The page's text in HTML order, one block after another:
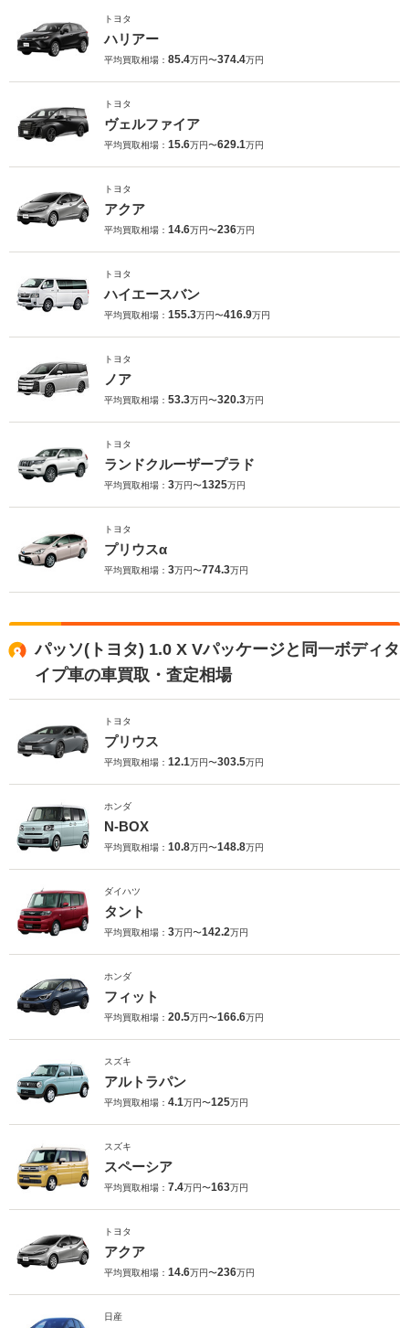
トヨタ
ハリアー
平均買取相場： 85.4万円〜374.4万円
トヨタ
ヴェルファイア
平均買取相場： 15.6万円〜629.1万円
トヨタ
アクア
平均買取相場： 14.6万円〜236万円
トヨタ
ハイエースバン
平均買取相場： 155.3万円〜416.9万円
トヨタ
ノア
平均買取相場： 53.3万円〜320.3万円
トヨタ
ランドクルーザープラド
平均買取相場： 3万円〜1325万円
トヨタ
プリウスα
平均買取相場： 3万円〜774.3万円
パッソ(トヨタ) 1.0 X Vパッケージと同一ボディタ
イプ車の車買取・査定相場
トヨタ
プリウス
平均買取相場： 12.1万円〜303.5万円
ホンダ
N-BOX
平均買取相場： 10.8万円〜148.8万円
ダイハツ
タント
平均買取相場： 3万円〜142.2万円
ホンダ
フィット
平均買取相場： 20.5万円〜166.6万円
スズキ
アルトラパン
平均買取相場： 4.1万円〜125万円
スズキ
スペーシア
平均買取相場： 7.4万円〜163万円
トヨタ
アクア
平均買取相場： 14.6万円〜236万円
日産